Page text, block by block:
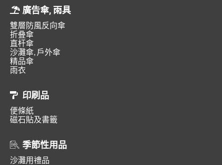
廣告傘, 雨具
雙層防風反向傘
折叠傘
直杆傘
沙灘傘, 戶外傘
精品傘
雨衣
印刷品
便條紙
磁石貼及書籤
季節性用品
沙灘用禮品